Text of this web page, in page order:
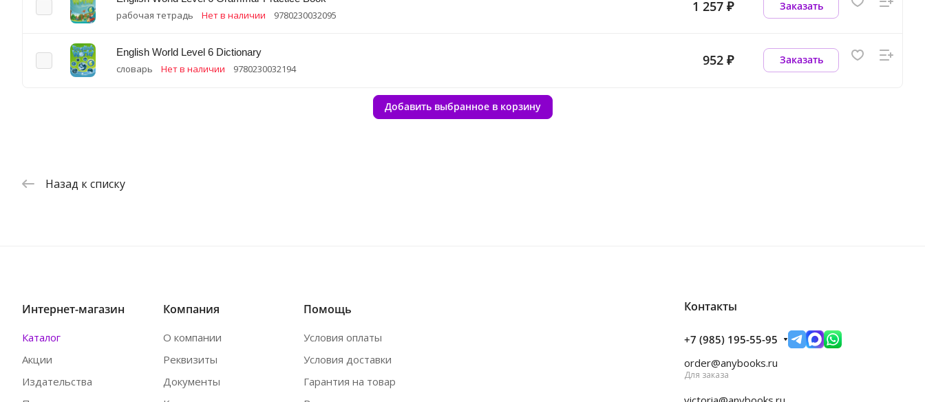
рабочая тетрадь Нет в наличии 9780230032095
1 257 ₽ Заказать
English World Level 6 Dictionary
словарь Нет в наличии 9780230032194
952 ₽ Заказать
Добавить выбранное в корзину
Назад к списку
Интернет-магазин
Каталог
Акции
Издательства
Компания
О компании
Реквизиты
Документы
Помощь
Условия оплаты
Условия доставки
Гарантия на товар
Контакты
+7 (985) 195-55-95
order@anybooks.ru
Для заказа